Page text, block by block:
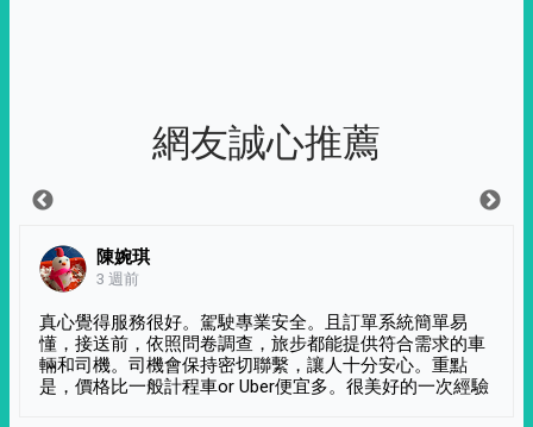
網友誠心推薦
陳婉琪
3 週前
真心覺得服務很好。駕駛專業安全。且訂單系統簡單易
懂，接送前，依照問卷調查，旅步都能提供符合需求的車
輛和司機。司機會保持密切聯繫，讓人十分安心。重點
是，價格比一般計程車or Uber便宜多。很美好的一次經驗